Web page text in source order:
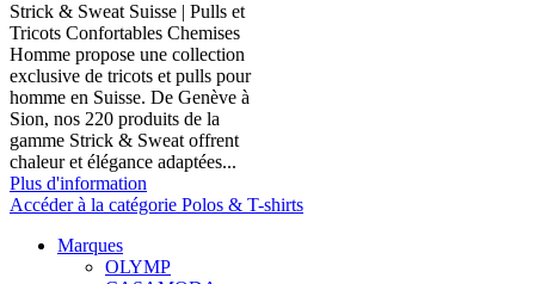
Strick & Sweat Suisse | Pulls et
Tricots Confortables Chemises
Homme propose une collection
exclusive de tricots et pulls pour
homme en Suisse. De Genève à
Sion, nos 220 produits de la
gamme Strick & Sweat offrent
chaleur et élégance adaptées...
Plus d'information
Accéder à la catégorie Polos & T-shirts
Marques
OLYMP